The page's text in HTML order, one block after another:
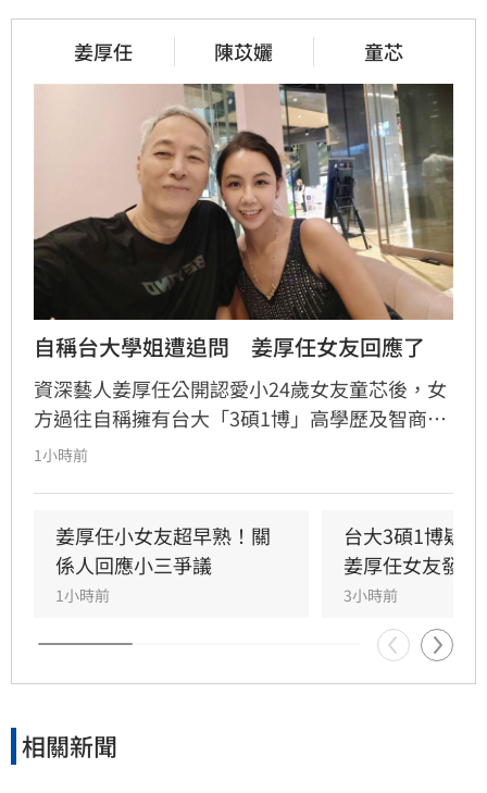
姜厚任 陳苡孋 童芯
自稱台大學姐遭追問　姜厚任女友回應了
資深藝人姜厚任公開認愛小24歲女友童芯後，女
方過往自稱擁有台大「3碩1博」高學歷及智商
146等背景引發外界高度質疑。童芯日前於社群
件，導致話題持續發酵，網友針對其學歷真實性
仍存有諸多疑問。面對女友身陷輿論風波，姜厚
任展現力挺態度，笑稱兩人的戀情已像偵探片，
1小時前
姜厚任小女友超早熟！關
係人回應小三爭議
1小時前
台大3碩1博疑
姜厚任女友發聲
3小時前
相關新聞